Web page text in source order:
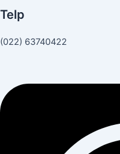
Telp
(022) 63740422